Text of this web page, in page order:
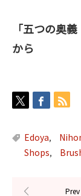
「五つの奥
から
Edoya,
Shops,